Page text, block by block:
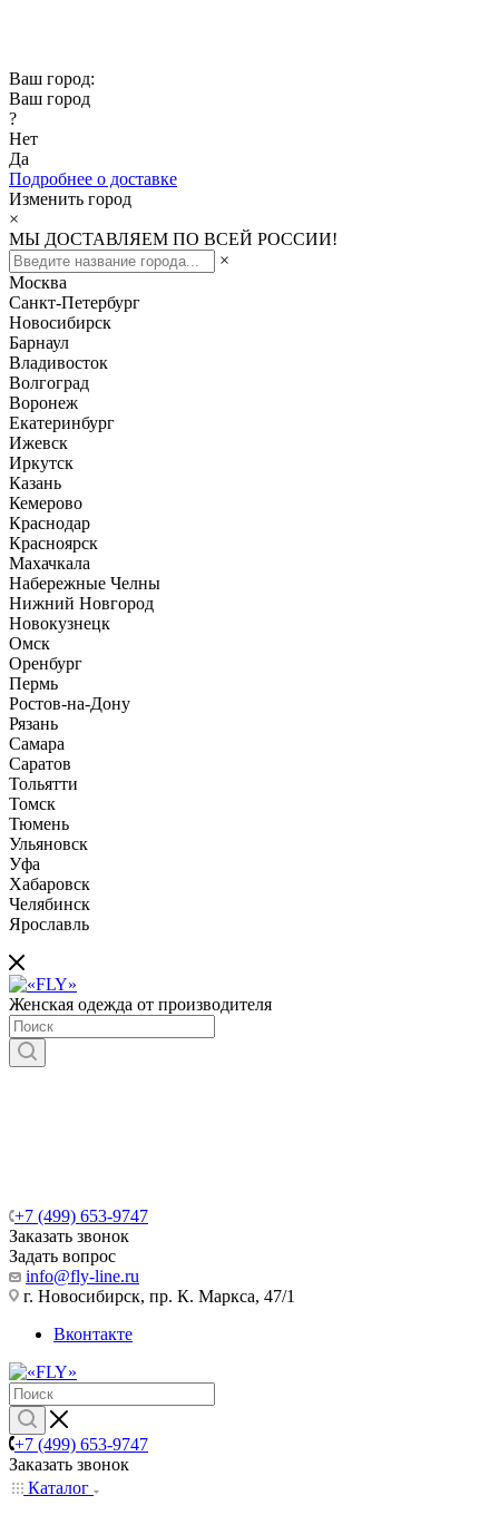
Ваш город:
Ваш город
?
Нет
Да
Подробнее о доставке
Изменить город
×
МЫ ДОСТАВЛЯЕМ ПО ВСЕЙ РОССИИ!
×
Москва
Санкт-Петербург
Новосибирск
Барнаул
Владивосток
Волгоград
Воронеж
Екатеринбург
Ижевск
Иркутск
Казань
Кемерово
Краснодар
Красноярск
Махачкала
Набережные Челны
Нижний Новгород
Новокузнецк
Омск
Оренбург
Пермь
Ростов-на-Дону
Рязань
Самара
Саратов
Тольятти
Томск
Тюмень
Ульяновск
Уфа
Хабаровск
Челябинск
Ярославль
Женская одежда от производителя
+7 (499) 653-9747
Заказать звонок
Задать вопрос
info@fly-line.ru
г. Новосибирск, пр. К. Маркса, 47/1
Вконтакте
+7 (499) 653-9747
Заказать звонок
Каталог